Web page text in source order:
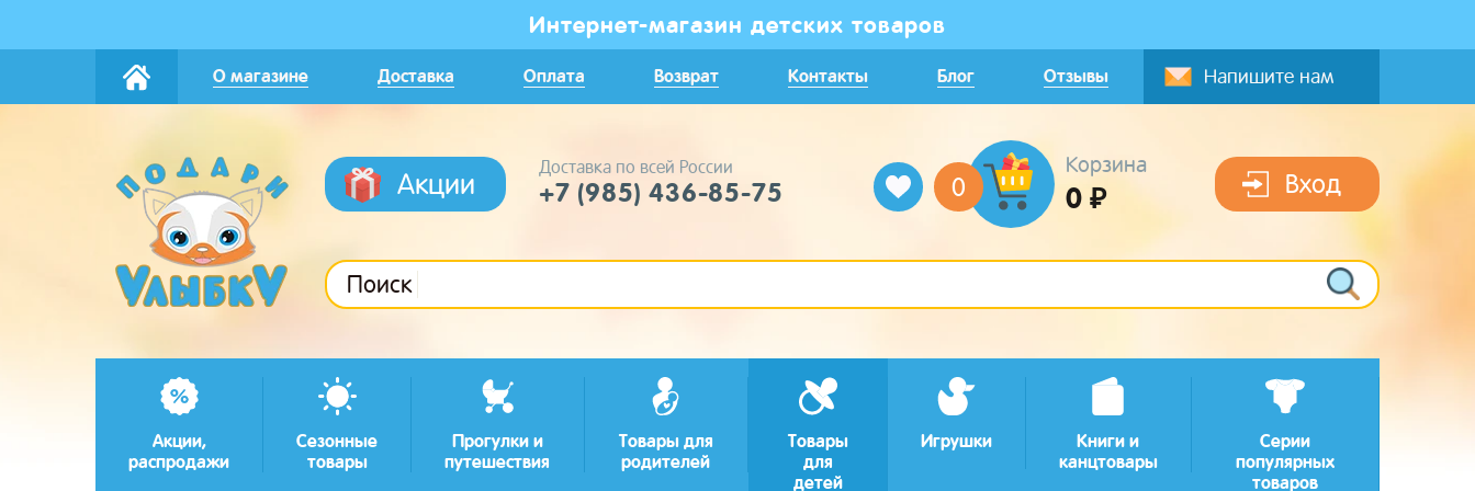
Интернет-магазин детских товаров
О магазине Доставка Оплата Возврат Контакты Блог Отзывы Напишите нам
Акции
Доставка по всей России
+7 (985) 436-85-75 0
Корзина
0 ₽ Вход
Поиск
Акции,
распродажи
Сезонные
товары
Прогулки и
путешествия
Товары для
родителей
Товары
для
детей
Игрушки
Книги и
канцтовары
Серии
популярных
товаров